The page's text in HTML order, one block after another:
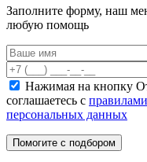
Заполните форму, наш
любую помощь
Нажимая на кнопку
соглашаетесь с
персональных данных